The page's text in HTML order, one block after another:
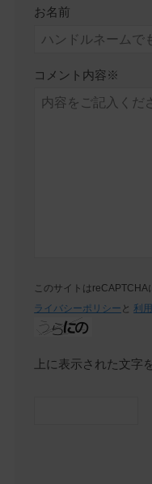
お名前
コメント内容※
このサイトは
ライバシーポリシー と利
上に表示された文字